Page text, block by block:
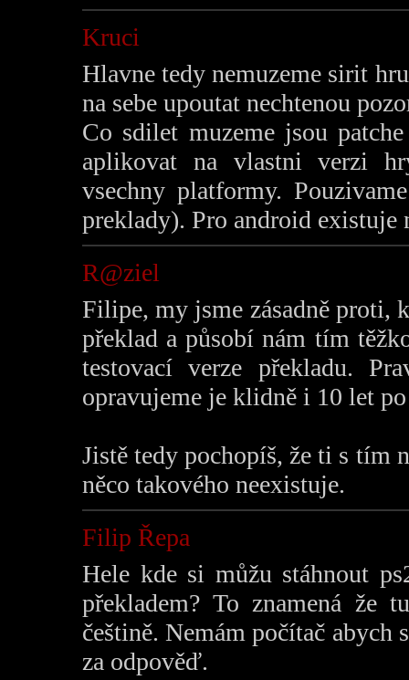
Kruci
Hlavne tedy nemuzeme sirit
na sebe upoutat nechtenou
Co sdilet muzeme jsou
aplikovat na vlastni verzi
vsechny platformy.
preklady). Pro android existuje
R@ziel
Filipe, my jsme zásadně proti,
překlad a působí nám tím
testovací verze překladu.
opravujeme je klidně i 10 let
Jistě tedy pochopíš, že ti s tím
něco takového neexistuje.
Filip Řepa
Hele kde si můžu stáhnout
překladem? To znamená
češtině. Nemám počítač
za odpověď.